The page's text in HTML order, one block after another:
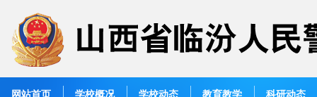
网站首页 学校概况 学校动态 教育教学 科研动态